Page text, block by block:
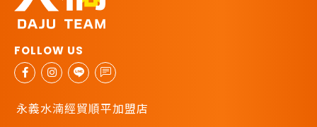
永義水湳經貿順平加盟店